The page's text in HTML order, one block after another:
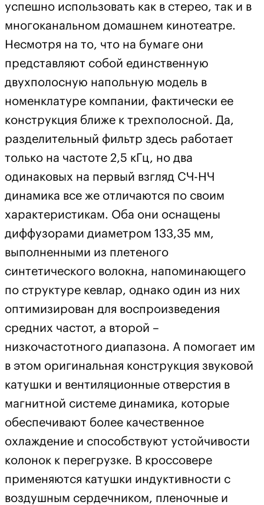
успешно использовать как в стерео, так и в
многоканальном домашнем кинотеатре.
Несмотря на то, что на бумаге они
представляют собой единственную
двухполосную напольную модель в
номенклатуре компании, фактически ее
конструкция ближе к трехполосной. Да,
разделительный фильтр здесь работает
только на частоте 2,5 кГц, но два
одинаковых на первый взгляд СЧ-НЧ
динамика все же отличаются по своим
характеристикам. Оба они оснащены
диффузорами диаметром 133,35 мм,
выполненными из плетеного
синтетического волокна, напоминающего
по структуре кевлар, однако один из них
оптимизирован для воспроизведения
средних частот, а второй –
низкочастотного диапазона. А помогает им
в этом оригинальная конструкция звуковой
катушки и вентиляционные отверстия в
магнитной системе динамика, которые
обеспечивают более качественное
охлаждение и способствуют устойчивости
колонок к перегрузке. В кроссовере
применяются катушки индуктивности с
воздушным сердечником, пленочные и